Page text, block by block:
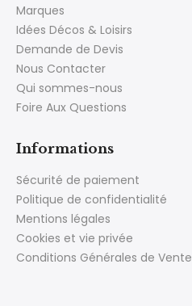
Marques
Idées Décos & Loisirs
Demande de Devis
Nous Contacter
Qui sommes-nous
Foire Aux Questions
Informations
Sécurité de paiement
Politique de confidentialité
Mentions légales
Cookies et vie privée
Conditions Générales de Vente